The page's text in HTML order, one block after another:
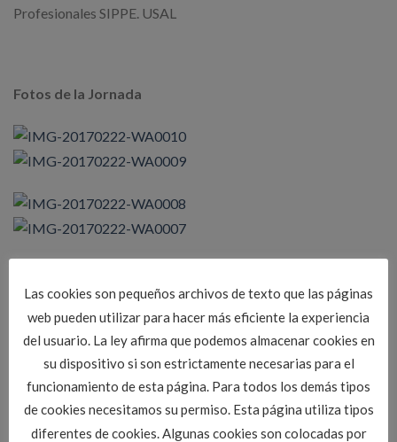
Profesionales SIPPE. USAL
Fotos de la Jornada
Las cookies son pequeños archivos de texto que las páginas
web pueden utilizar para hacer más eficiente la experiencia
del usuario. La ley afirma que podemos almacenar cookies en
su dispositivo si son estrictamente necesarias para el
funcionamiento de esta página. Para todos los demás tipos
de cookies necesitamos su permiso. Esta página utiliza tipos
diferentes de cookies. Algunas cookies son colocadas por